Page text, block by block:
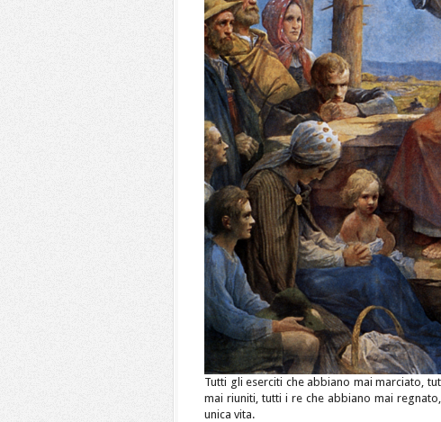
Tutti gli eserciti che abbiano mai marciato,
mai riuniti, tutti i re che abbiano mai
unica vita.